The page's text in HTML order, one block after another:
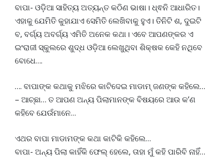
ବାପା- ଓଡ଼ିଆ ସାହିତ୍ୟ ଅତ୍ୟନ୍ତ କଠିଣ ଭାଷା। ଧ୍ଵନି ଆଧାରିତ।
ଏହାକୁ ଯେମିତି କୁହାଯାଏ ସେମିତି ଲେଖିବାକୁ ହୁଏ। ତିନିଟି ଶ, ଦୁଇଟି
ବ, ବର୍ଗ୍ୟ ଅବର୍ଗ୍ୟ ଏମିତି ଅନେକ କଥା। ଏବେ ଆପଣଙ୍କର ଏ
ଇଂରାଜୀ ସ୍କୁଲରେ ଶୁଦ୍ଧ ଓଡ଼ିଆ ଲେଖୁଥିବା ଶିକ୍ଷକ କେହି ନଥିବେ
ବୋଧେ….
…. ବାପାଙ୍କ କଥାକୁ ମଝିରେ କାଟିଦେଇ ମାଡାମ୍ ଜଣଙ୍କ କହିଲେ…
– ଆଚ୍ଛା… ତ ଆପଣ ଅନ୍ୟ ପିଲାମାନଙ୍କ ବିଷୟରେ ଆଉ କ’ଣ
କହିବେ ଯେଉଁମାନେ…
ଏଥର ବାପା ମାଡାମଙ୍କ କଥା କାଟିକି କହିଲେ…
ବାପା- ଅନ୍ୟ ପିଲା କାହିଁକି ଫେଲ୍ ହେଲେ, ତାହା ମୁଁ କହି ପାରିବି ନାହିଁ…